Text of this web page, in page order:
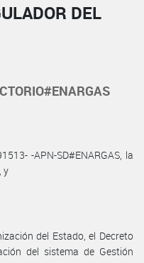
DEL
-APN-SD#ENARGAS, la
y
del Estado, el Decreto
del sistema de Gestión